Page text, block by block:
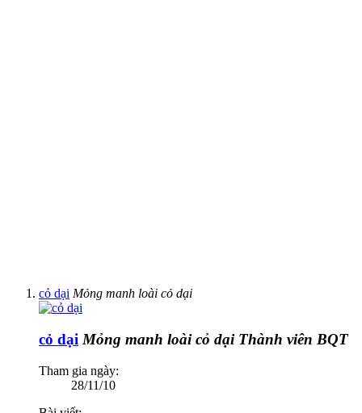
cỏ dại Mỏng manh loài cỏ dại
cỏ dại Mỏng manh loài cỏ dại Thành viên BQT
Tham gia ngày:
28/11/10